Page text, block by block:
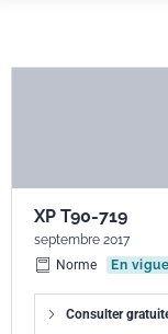
XP T90-719
septembre 2017
Norme
En
Consulter